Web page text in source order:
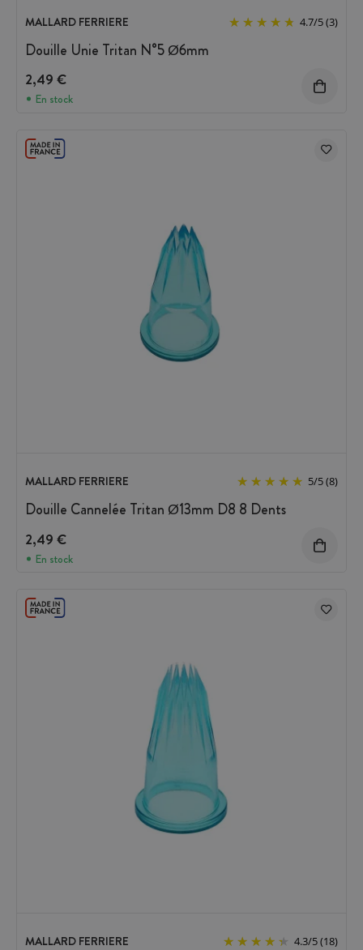
MALLARD FERRIERE 4.7/5(3)
Douille Unie Tritan N°5 Ø6mm
2,49 €
En stock
MALLARD FERRIERE 5/5(8)
Douille Cannelée Tritan Ø13mm D8 8 Dents
2,49 €
En stock
MALLARD FERRIERE 4.3/5(18)